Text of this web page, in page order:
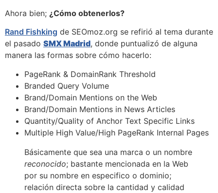
Ahora bien; ¿Cómo obtenerlos?
Rand Fishking de SEOmoz.org se refirió al tema durante
el pasado SMX Madrid, donde puntualizó de alguna
manera las formas sobre cómo hacerlo:
PageRank & DomainRank Threshold
Branded Query Volume
Brand/Domain Mentions on the Web
Brand/Domain Mentions in News Articles
Quantity/Quality of Anchor Text Specific Links
Multiple High Value/High PageRank Internal Pages
Básicamente que sea una marca o un nombre
reconocido; bastante mencionada en la Web
por su nombre en especifico o dominio;
relación directa sobre la cantidad y calidad